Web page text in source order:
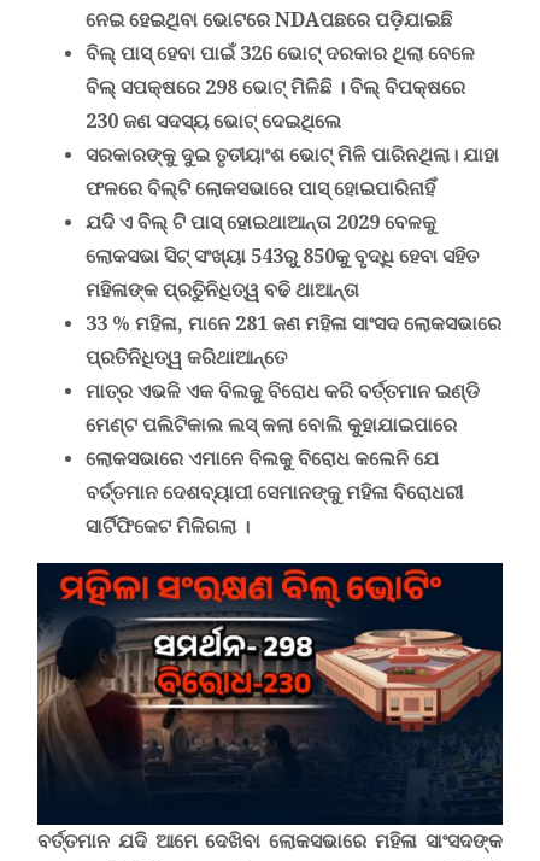
ନେଇ ହେଇଥିବା ଭୋଟରେNDAପଛରେ ପଡ଼ିଯାଇଛି
ବିଲ୍ ପାସ୍ ହେବା ପାଇଁ 326 ଭୋଟ୍ ଦରକାର ଥିଲା ବେଳେ
ବିଲ୍ ସପକ୍ଷରେ 298 ଭୋଟ୍ ମିଳିଛି । ବିଲ୍ ବିପକ୍ଷରେ
230 ଜଣ ସଦସ୍ୟ ଭୋଟ୍ ଦେଇଥିଲେ
ସରକାରଙ୍କୁ ଦୁଇ ତୃତୀୟାଂଶ ଭୋଟ୍ ମିଳି ପାରିନଥିଲା। ଯାହା
ଫଳରେ ବିଲ୍ଟି ଲୋକସଭାରେ ପାସ୍ ହୋଇପାରିନାହିଁ
ଯଦି ଏ ବିଲ୍ ଟି ପାସ୍ ହୋଇଥାଆନ୍ତା 2029 ବେଳକୁ
ଲୋକସଭା ସିଟ୍ ସଂଖ୍ୟା 543ରୁ 850କୁ ବୃଦ୍ଧି ହେବା ସହିତ
ମହିଳାଙ୍କ ପ୍ରତିୁନିଧିତ୍ୱ ବଢି ଥାଆନ୍ତା
33 % ମହିଳା,ମାନେ 281 ଜଣ ମହିଳା ସାଂସଦଲୋକସଭାରେ
ପ୍ରତିନିଧିତ୍ୱ କରିଥାଆନ୍ତେ
ମାତ୍ର ଏଭଳି ଏକ ବିଲକୁ ବିରୋଧ କରି ବର୍ତ୍ତମାନ ଇଣ୍ଡି
ମେଣ୍ଟ ପଲିଟିକାଲ ଲସ୍ କଲା ବୋଲି କୁହାଯାଇପାରେ
ଲୋକସଭାରେ ଏମାନେ ବିଲକୁ ବିରୋଧ କଲେନି ଯେ
ବର୍ତ୍ତମାନ ଦେଶବ୍ୟାପୀ ସେମାନଙ୍କୁ ମହିଳା ବିରୋଧରୀ
ସାର୍ଟିଫିକେଟ ମିଳିଗଲା ।
ବର୍ତ୍ତମାନ ଯଦି ଆମେ ଦେଖିବା ଲୋକସଭାରେ ମହିଳା ସାଂସଦଙ୍କ